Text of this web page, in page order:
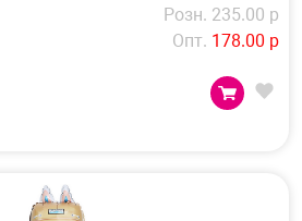
Розн. 235.00 р
Опт. 178.00 р